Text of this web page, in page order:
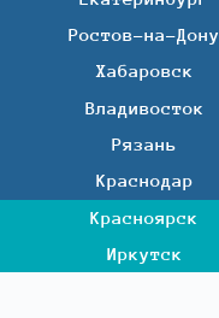
Ростов-на-Дону
Хабаровск
Владивосток
Рязань
Краснодар
Красноярск
Иркутск